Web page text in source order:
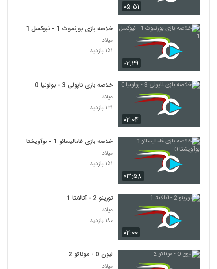
۰۵:۵۱
۰۲:۲۹
خلاصه بازی بورنموث 1 - نیوکسل 1
میلاد
۱۵۱ بازدید
۰۲:۰۴
خلاصه بازی ناپولی 3 - بولونیا 0
میلاد
۱۳۱ بازدید
۰۳:۵۸
خلاصه بازی فامالیسائو 1 - بوآویشتا 0
میلاد
۱۵۱ بازدید
۰۲:۰۰
تورینو 2 - آتالانتا 1
میلاد
۱۸۰ بازدید
لیون 0 - موناکو 2
میلاد